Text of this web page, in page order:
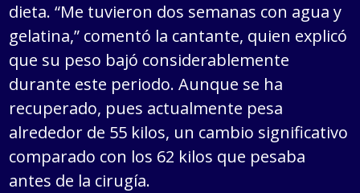
dieta. “Me tuvieron dos semanas con agua y
gelatina,” comentó la cantante, quien explicó
que su peso bajó considerablemente
durante este periodo. Aunque se ha
recuperado, pues actualmente pesa
alrededor de 55 kilos, un cambio significativo
comparado con los 62 kilos que pesaba
antes de la cirugía.